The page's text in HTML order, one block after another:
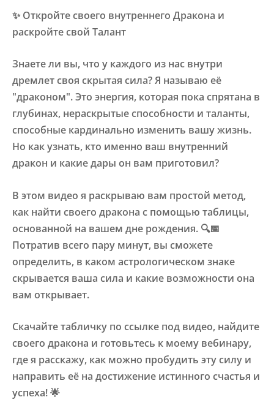
✨ Откройте своего внутреннего Дракона и
раскройте свой Талант
Знаете ли вы, что у каждого из нас внутри
дремлет своя скрытая сила? Я называю её
"драконом". Это энергия, которая пока спрятана в
глубинах, нераскрытые способности и таланты,
способные кардинально изменить вашу жизнь.
Но как узнать, кто именно ваш внутренний
дракон и какие дары он вам приготовил?
В этом видео я раскрываю вам простой метод,
как найти своего дракона с помощью таблицы,
основанной на вашем дне рождения. 🔍📅
Потратив всего пару минут, вы сможете
определить, в каком астрологическом знаке
скрывается ваша сила и какие возможности она
вам открывает.
Скачайте табличку по ссылке под видео, найдите
своего дракона и готовьтесь к моему вебинару,
где я расскажу, как можно пробудить эту силу и
направить её на достижение истинного счастья и
успеха! 🌟